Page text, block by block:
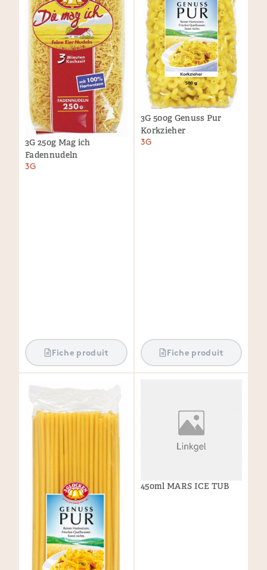
3G 250g Mag ich
Fadennudeln
3G
Fiche produit
3G 500g Genuss Pur
Korkzieher
3G
Fiche produit
450ml MARS ICE TUB